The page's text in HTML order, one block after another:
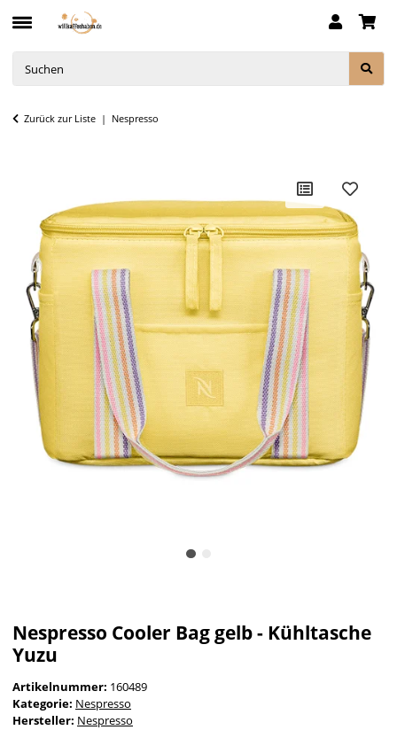
Zurück zur Liste Nespresso
Nespresso Cooler Bag gelb - Kühltasche
Yuzu
Artikelnummer: 160489
Kategorie: Nespresso
Hersteller: Nespresso